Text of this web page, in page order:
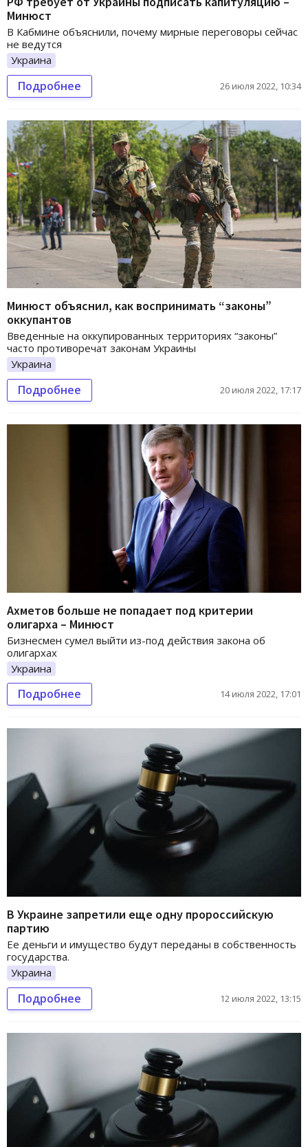
Минюст
В Кабмине объяснили, почему мирные переговоры сейчас
не ведутся
Украина
Подробнее 26 июля 2022, 10:34
Минюст объяснил, как воспринимать “законы”
оккупантов
Введенные на оккупированных территориях “законы”
часто противоречат законам Украины
Украина
Подробнее 20 июля 2022, 17:17
Ахметов больше не попадает под критерии
олигарха – Минюст
Бизнесмен сумел выйти из-под действия закона об
олигархах
Украина
Подробнее 14 июля 2022, 17:01
В Украине запретили еще одну пророссийскую
партию
Ее деньги и имущество будут переданы в собственность
государства.
Украина
Подробнее 12 июля 2022, 13:15